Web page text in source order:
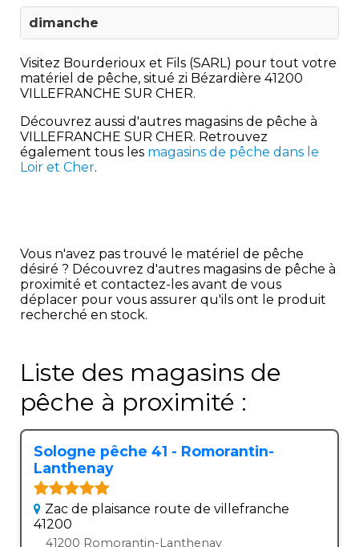
dimanche
Visitez Bourderioux et Fils (SARL) pour tout votre
matériel de pêche, situé zi Bézardière 41200
VILLEFRANCHE SUR CHER.
Découvrez aussi d'autres magasins de pêche à
VILLEFRANCHE SUR CHER. Retrouvez
également tous les magasins de pêche dans le
Loir et Cher.
Vous n'avez pas trouvé le matériel de pêche
désiré ? Découvrez d'autres magasins de pêche à
proximité et contactez-les avant de vous
déplacer pour vous assurer qu'ils ont le produit
recherché en stock.
Liste des magasins de
pêche à proximité :
Sologne pêche 41 - Romorantin-
Lanthenay
Zac de plaisance route de villefranche
41200
41200 Romorantin-Lanthenay